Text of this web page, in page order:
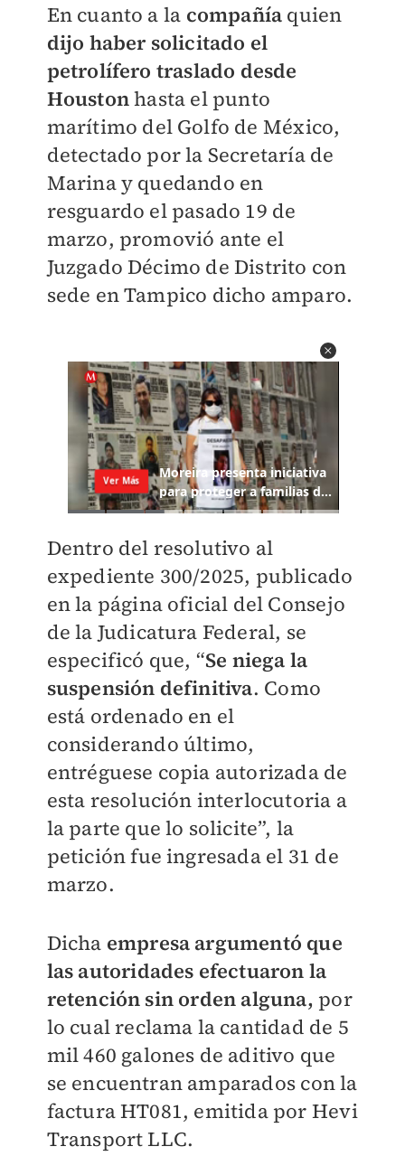
En cuanto a la compañía quien
dijo haber solicitado el
petrolífero traslado desde
Houstonhasta el punto
marítimo del Golfo de México,
detectado por la Secretaría de
Marina y quedando en
resguardo el pasado 19 de
marzo, promovió ante el
Juzgado Décimo de Distrito con
sede en Tampico dicho amparo.
Dentro del resolutivo al
expediente 300/2025, publicado
en la página oficial del Consejo
de la Judicatura Federal, se
especificó que, “Se niega la
suspensión definitiva. Como
está ordenado en el
considerando último,
entréguese copia autorizada de
esta resolución interlocutoria a
la parte que lo solicite”, la
petición fue ingresada el 31 de
marzo.
Dicha empresa argumentó que
las autoridades efectuaron la
retención sin orden alguna, por
lo cual reclama la cantidad de 5
mil 460 galones de aditivo que
se encuentran amparados con la
factura HT081, emitida por Hevi
Transport LLC.